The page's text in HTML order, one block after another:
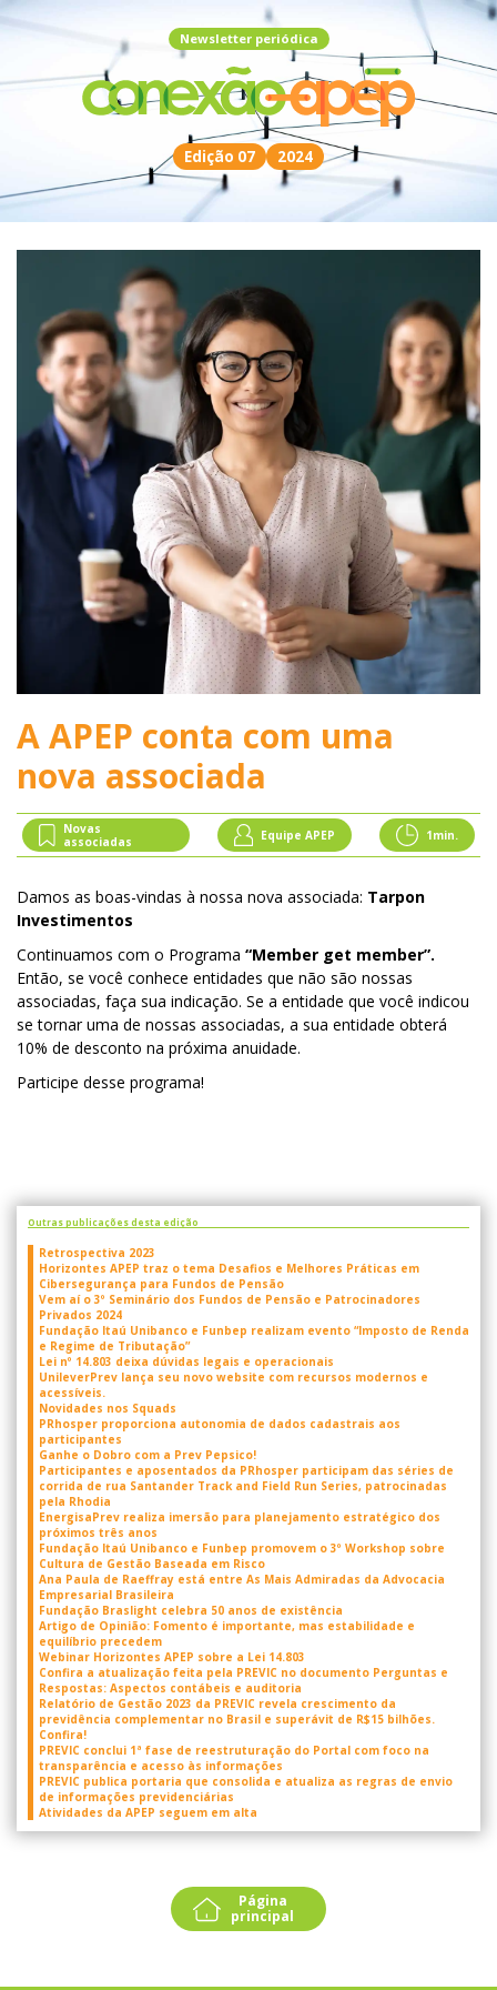
Newsletter periódica
Edição 07 2024
A APEP conta com uma
nova associada
Novas
associadas
Equipe APEP 1min.
Damos as boas-vindas à nossa nova associada: Tarpon
Investimentos
Continuamos com o Programa “Member get member”.
Então, se você conhece entidades que não são nossas
associadas, faça sua indicação. Se a entidade que você indicou
se tornar uma de nossas associadas, a sua entidade obterá
10% de desconto na próxima anuidade.
Participe desse programa!
Outras publicações desta edição
Retrospectiva 2023
Horizontes APEP traz o tema Desafios e Melhores Práticas em
Cibersegurança para Fundos de Pensão
Vem aí o 3º Seminário dos Fundos de Pensão e Patrocinadores
Privados 2024
Fundação Itaú Unibanco e Funbep realizam evento “Imposto de Renda
e Regime de Tributação”
Lei nº 14.803 deixa dúvidas legais e operacionais
UnileverPrev lança seu novo website com recursos modernos e
acessíveis.
Novidades nos Squads
PRhosper proporciona autonomia de dados cadastrais aos
participantes
Ganhe o Dobro com a Prev Pepsico!
Participantes e aposentados da PRhosper participam das séries de
corrida de rua Santander Track and Field Run Series, patrocinadas
pela Rhodia
EnergisaPrev realiza imersão para planejamento estratégico dos
próximos três anos
Fundação Itaú Unibanco e Funbep promovem o 3º Workshop sobre
Cultura de Gestão Baseada em Risco
Ana Paula de Raeffray está entre As Mais Admiradas da Advocacia
Empresarial Brasileira
Fundação Braslight celebra 50 anos de existência
Artigo de Opinião: Fomento é importante, mas estabilidade e
equilíbrio precedem
Webinar Horizontes APEP sobre a Lei 14.803
Confira a atualização feita pela PREVIC no documento Perguntas e
Respostas: Aspectos contábeis e auditoria
Relatório de Gestão 2023 da PREVIC revela crescimento da
previdência complementar no Brasil e superávit de R$15 bilhões.
Confira!
PREVIC conclui 1ª fase de reestruturação do Portal com foco na
transparência e acesso às informações
PREVIC publica portaria que consolida e atualiza as regras de envio
de informações previdenciárias
Atividades da APEP seguem em alta
Página
principal